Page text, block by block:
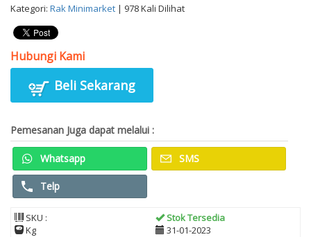
Kategori: Rak Minimarket | 978 Kali Dilihat
Hubungi Kami
Beli Sekarang
Pemesanan Juga dapat melalui :
Whatsapp SMS
Telp
SKU :
Stok Tersedia
Kg
31-01-2023